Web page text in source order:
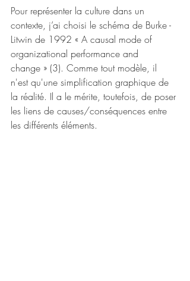
Pour représenter la culture dans un
contexte, j’ai choisi le schéma de Burke -
Litwin de 1992 « A causal mode of
organizational performance and
change » (3). Comme tout modèle, il
n'est qu'une simplification graphique de
la réalité. Il a le mérite, toutefois, de poser
les liens de causes/conséquences entre
les différents éléments.